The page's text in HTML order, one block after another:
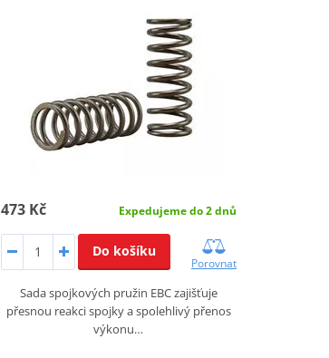
473 Kč Expedujeme do 2 dnů
Do košíku
Porovnat
Sada spojkových pružin EBC zajišťuje
přesnou reakci spojky a spolehlivý přenos
výkonu…